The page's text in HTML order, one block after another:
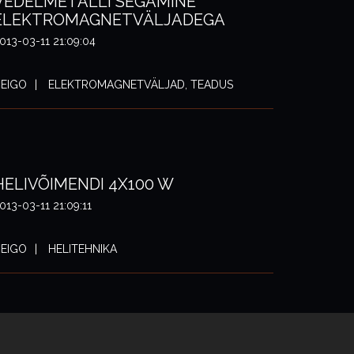
03-11 21:09:04
ELEKTROMAGNETVÄLJAD, TEADUS
4X100 W
03-11 21:09:11
HELITEHNIKA